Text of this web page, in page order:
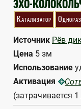
ЭХО-
KIRIN ECHO
Катализатор
Источник Рёв
Цена 5 зм
Использование
Активация
(затрачивается